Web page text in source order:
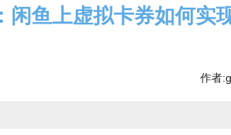
闲鱼上虚拟卡券如何实
作者